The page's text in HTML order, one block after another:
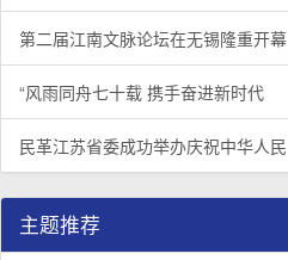
第二届江南文脉论坛在无锡隆重开幕
“风雨同舟七十载 携手奋进新时代
民革江苏省委成功举办庆祝中华人民
主题推荐